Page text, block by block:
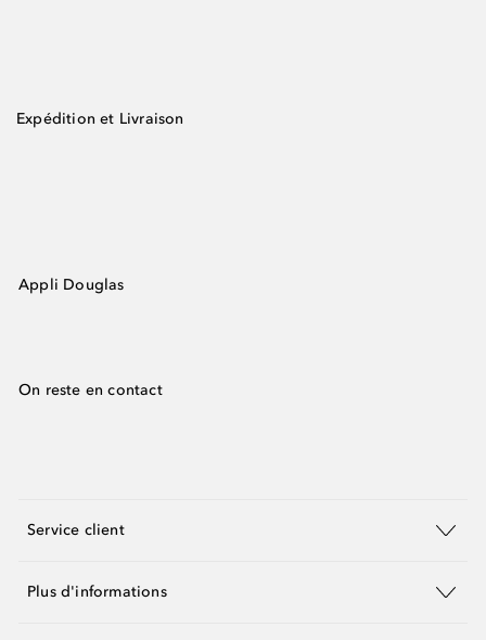
Expédition et Livraison
Appli Douglas
On reste en contact
Service client
Plus d'informations